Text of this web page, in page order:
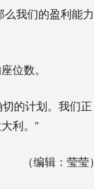
我们的盈利能力
位数。
的计划。我们正
利。”
（编辑：莹莹）